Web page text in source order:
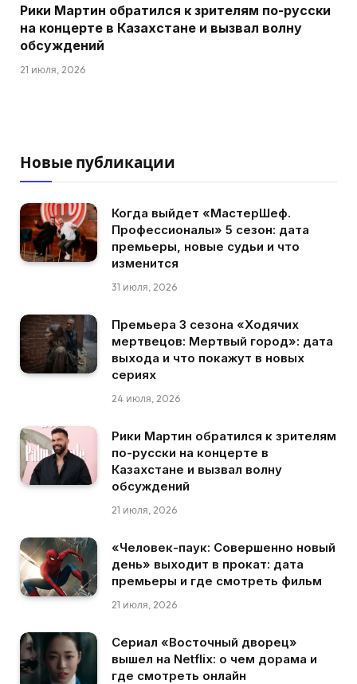
Рики Мартин обратился к зрителям по-русски
на концерте в Казахстане и вызвал волну
обсуждений
21 июля, 2026
Новые публикации
Когда выйдет «МастерШеф.
Профессионалы» 5 сезон: дата
премьеры, новые судьи и что
изменится
31 июля, 2026
Премьера 3 сезона «Ходячих
мертвецов: Мертвый город»: дата
выхода и что покажут в новых
сериях
24 июля, 2026
Рики Мартин обратился к зрителям
по-русски на концерте в
Казахстане и вызвал волну
обсуждений
21 июля, 2026
«Человек-паук: Совершенно новый
день» выходит в прокат: дата
премьеры и где смотреть фильм
21 июля, 2026
Сериал «Восточный дворец»
вышел на Netflix: о чем дорама и
где смотреть онлайн